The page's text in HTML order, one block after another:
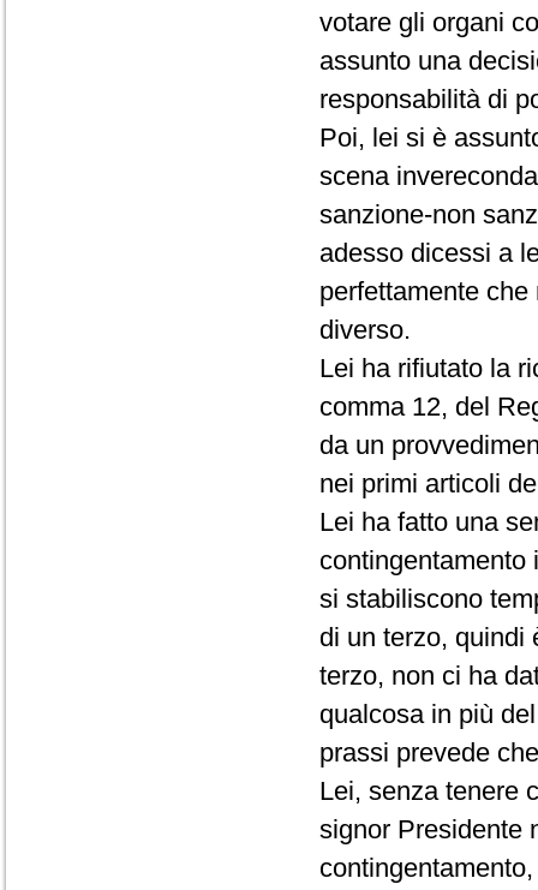
votare gli organi
assunto una
responsabilità di
Poi, lei si è
scena
sanzione-non
adesso dicessi a
perfettamente
diverso.
Lei ha rifiutato la
comma 12, del
da un
nei primi articoli
Lei ha fatto una
contingentamento
si stabiliscono
di un terzo, quindi
terzo, non ci ha
qualcosa in più
prassi prevede
Lei, senza tenere
signor Presidente